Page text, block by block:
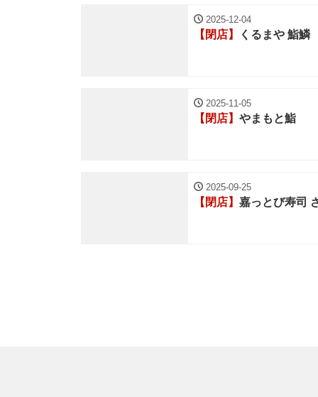
2025-12-04
【閉店】 くるまや 鮨鱗
2025-11-05
【閉店】 やまもと鮨
2025-09-25
【閉店】 嘉っとび寿司